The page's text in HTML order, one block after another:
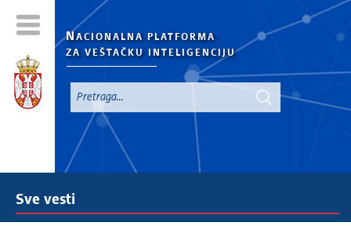
NACIONALNA PLATFORMA
ZA VEŠTAČKU INTELIGENCIJU
Sve vesti